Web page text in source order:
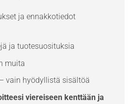
ja ennakkotiedot
ja tuotesuosituksia
muita
vain hyödyllistä sisältöä
viereiseen kenttään ja